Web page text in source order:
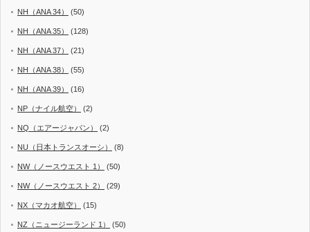
NH（ANA 34） (50)
NH（ANA 35） (128)
NH（ANA 37） (21)
NH（ANA 38） (55)
NH（ANA 39） (16)
NP（ナイル航空） (2)
NQ（エアージャパン） (2)
NU（日本トランスオーシ） (8)
NW（ノースウエスト 1） (50)
NW（ノースウエスト 2） (29)
NX（マカオ航空） (15)
NZ（ニュージーランド 1） (50)